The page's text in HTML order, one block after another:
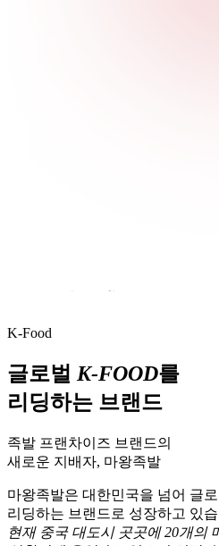
K-Food
글로벌 K-FOOD를
리딩하는 브랜드
족발 프랜차이즈 브랜드의
새로운 지배자, 마왕족발
마왕족발은 대한민국을 넘어 글
리딩하는 브랜드로 성장하고 있
현재 중국 대도시 곳곳에 20개의